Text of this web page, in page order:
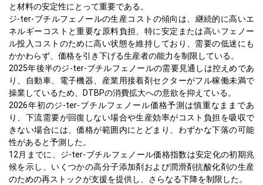
と材料の安定性にとって重要である。
ジ-ter-ブチルフェノールの生産コストの傾向は、継続的に高いエ
ネルギーコストと重要な原料負担、特に安定または高いフェノー
ル投入コストのために高い状態を維持しており、需要の低迷にも
かかわらず、価格を引き下げる生産者の能力を制限している。
2025年後半のジ-ter-ブチルフェノールの需要見通しは控えめであ
り、自動車、電子機器、産業用接着剤セクターがフル稼働未満で
操業しているため、DTBPの消費拡大への意欲を抑えている。
2026年初のジ-ter-ブチルフェノール価格予測は慎重なままであ
り、下流需要が回復しない場合や生産効率がコスト負担を吸収で
きない場合には、価格が範囲内にとどまり、わずかな下落の可能
性があると予測した。
12月までに、ジ-ter-ブチルフェノール価格指数は安定化の初期兆
候を示し、いくつかの高分子添加剤および潤滑剤抗酸化剤の生産
のための再ストックが支援を提供し、さらなる下降を制限した。